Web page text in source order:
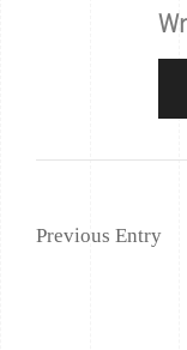
Previous Entry